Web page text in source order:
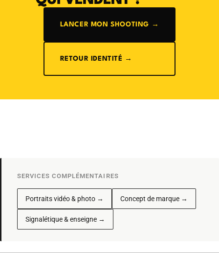
LANCER MON SHOOTING →
RETOUR IDENTITÉ →
SERVICES COMPLÉMENTAIRES
Portraits vidéo & photo → Concept de marque →
Signalétique & enseigne →